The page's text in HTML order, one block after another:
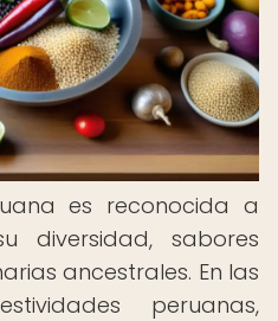
es reconocida a
diversidad, sabores
ancestrales. En las
peruanas,